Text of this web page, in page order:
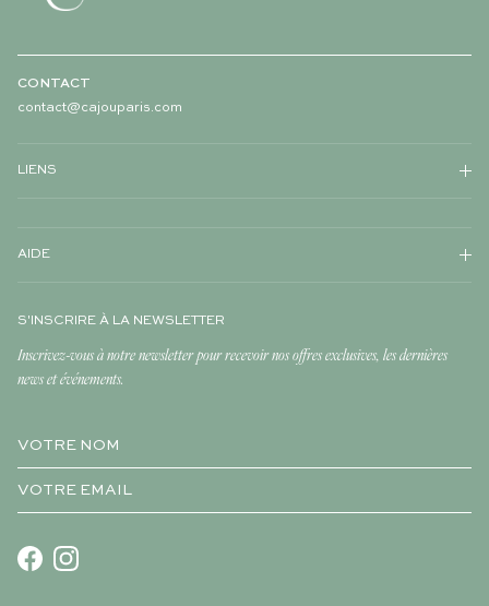
CONTACT
contact@cajouparis.com
LIENS
AIDE
S'INSCRIRE À LA NEWSLETTER
Inscrivez-vous à notre newsletter pour recevoir nos offres exclusives, les dernières
news et événements.
FacebookInstagram